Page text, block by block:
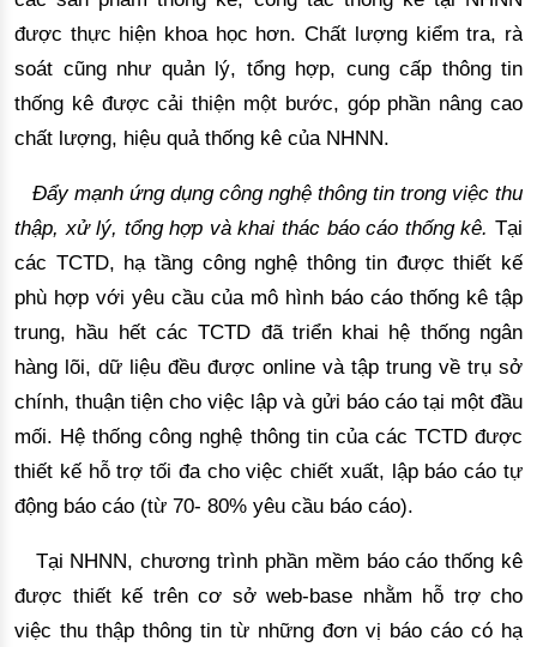
được thực hiện khoa học hơn. Chất lượng kiểm tra, rà
soát cũng như quản lý, tổng hợp, cung cấp thông tin
thống kê được cải thiện một bước, góp phần nâng cao
chất lượng, hiệu quả thống kê của NHNN.
Đẩy mạnh ứng dụng công nghệ thông tin trong việc thu
thập, xử lý, tổng hợp và khai thác báo cáo thống kê. Tại
các TCTD, hạ tầng công nghệ thông tin được thiết kế
phù hợp với yêu cầu của mô hình báo cáo thống kê tập
trung, hầu hết các TCTD đã triển khai hệ thống ngân
hàng lõi, dữ liệu đều được online và tập trung về trụ sở
chính, thuận tiện cho việc lập và gửi báo cáo tại một đầu
mối. Hệ thống công nghệ thông tin của các TCTD được
thiết kế hỗ trợ tối đa cho việc chiết xuất, lập báo cáo tự
động báo cáo (từ 70- 80% yêu cầu báo cáo).
Tại NHNN, chương trình phần mềm báo cáo thống kê
được thiết kế trên cơ sở web-base nhằm hỗ trợ cho
việc thu thập thông tin từ những đơn vị báo cáo có hạ